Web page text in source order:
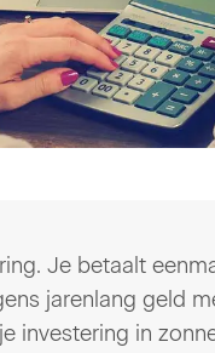
Je betaalt
jarenlang geld
investering in